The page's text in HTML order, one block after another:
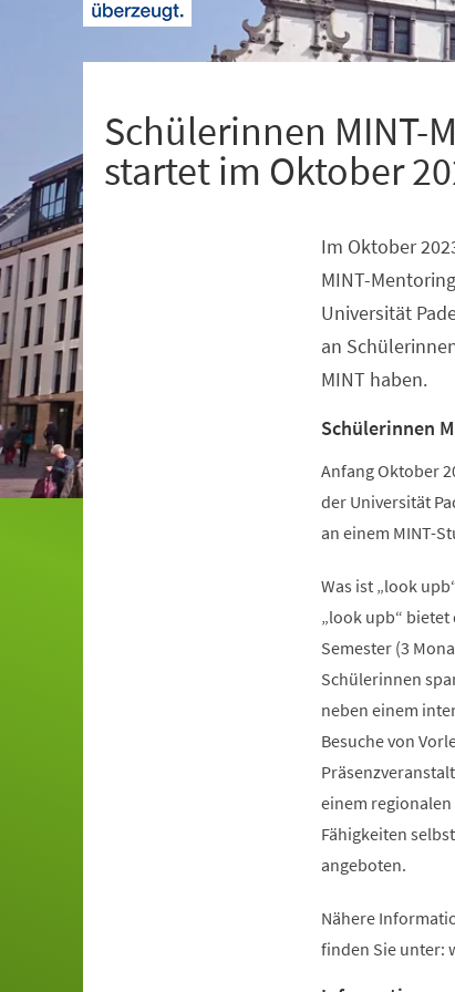
Schülerinnen MINT-
startet im Oktober
Im Oktober
MINT-
Universität
an
MINT haben.
Schülerinnen
Anfang Oktober
der Universität
an einem MINT-
Was ist „look
„look upb“
Semester (3
Schülerinnen
neben einem
Besuche von
einem
Fähigkeiten
angeboten.
Nähere
finden Sie unter: